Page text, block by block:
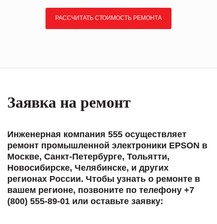
РАССЧИТАТЬ СТОИМОСТЬ РЕМОНТА
Заявка на ремонт
Инженерная компания 555 осуществляет
ремонт промышленной электроники EPSON в
Москве, Санкт-Петербурге, Тольятти,
Новосибирске, Челябинске, и других
регионах России. Чтобы узнать о ремонте в
вашем регионе, позвоните по телефону +7
(800) 555-89-01 или оставьте заявку: